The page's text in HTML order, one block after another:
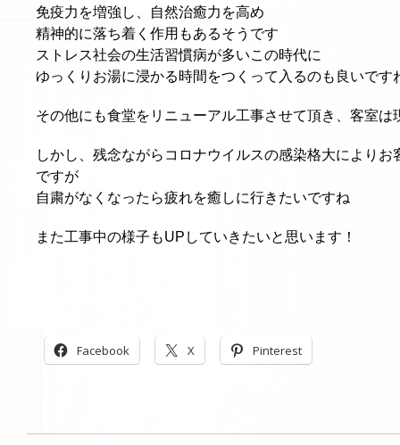
免疫力を増強し、自然治癒力を高め
精神的に落ち着く作用もあるそうです
ストレス社会の生活習慣病が多いこの時代に
ゆっくりお湯に浸かる時間をつくって入るのも良いです
その他にも食堂をリニューアル工事させて頂き、客室は
しかし、残念ながらコロナウイルスの感染格大により
ですが
自粛がなくなったら疲れを癒しに行きたいですね
また工事中の様子もUPしていきたいと思います！
Facebook X Pinterest